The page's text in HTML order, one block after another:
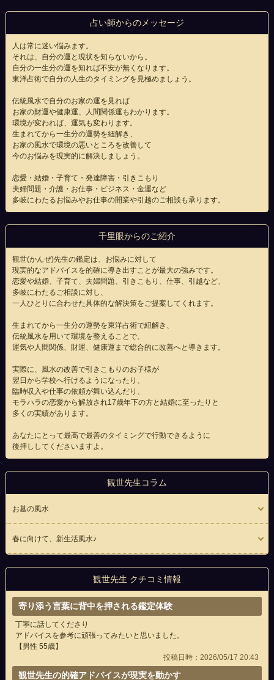
占い師からのメッセージ
人は常に迷い悩みます。
それは、自分の運と現状を知らないから。
自分の一生分の運を知れば不安が無くなります。
東洋占術で自分の人生のタイミングを見極めましょう。
伝統風水で自分のお家の運を見れば
お家の財運や健康運、人間関係運もわかります。
環境が変われば、運気も変わります。
生まれてから一生分の運勢を紐解き、
お家の風水で環境の悪いところを改善して
今のお悩みを現実的に解決しましょう。
恋愛・結婚・子育て・発達障害・引きこもり
夫婦問題・介護・お仕事・ビジネス・金運など
多岐にわたるお悩みやお仕事の開業や引越のご相談も承ります。
千里眼からのご紹介
観世(かんぜ)先生の鑑定は、お悩みに対して
現実的なアドバイスを的確に導き出すことが最大の強みです。
恋愛や結婚、子育て、夫婦問題、引きこもり、仕事、引越など、
多岐にわたるご相談に対し、
一人ひとりに合わせた具体的な解決策をご提案してくれます。
生まれてから一生分の運勢を東洋占術で紐解き、
伝統風水を用いて環境を整えることで、
運気や人間関係、財運、健康運まで総合的に改善へと導きます。
実際に、風水の改善で引きこもりのお子様が
翌日から学校へ行けるようになったり、
臨時収入や仕事の依頼が舞い込んだり、
モラハラの恋愛から解放され17歳年下の方と結婚に至ったりと
多くの実績があります。
あなたにとって最高で最善のタイミングで行動できるように
後押ししてくださいますよ。
観世先生コラム
お墓の風水
春に向けて、新生活風水♪
観世先生 クチコミ情報
寄り添う言葉に背中を押される鑑定体験
丁寧に話してくださり
アドバイスを参考に頑張ってみたいと思いました。
【男性 55歳】
投稿日時：2026/05/17 20:43
観世先生の的確アドバイスが現実を動かす